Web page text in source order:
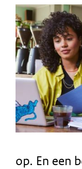
op. En een